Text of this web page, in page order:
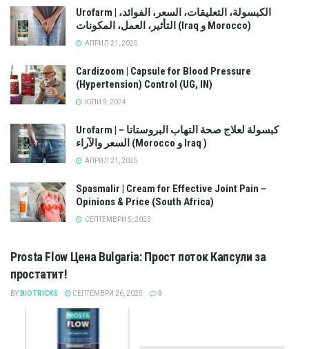
Urofarm | الكبسولة، التعليقات، السعر، الفوائد،
التأثير، العمل، المكونات (Iraq و Morocco)
АПРИЛ 21, 2025
Cardizoom | Capsule for Blood Pressure
(Hypertension) Control (UG, IN)
ЮЛИ 9, 2024
Urofarm | كبسولة لعلاج صحة التهاب البروستاتا –
السعر والآراء (Morocco و Iraq )
АПРИЛ 21, 2025
Spasmalir | Cream for Effective Joint Pain –
Opinions & Price (South Africa)
СЕПТЕМВРИ 5, 2023
Prosta Flow Цена Bulgaria: Прост поток Капсули за
простатит!
BY BIOTRICKS СЕПТЕМВРИ 26, 2025 0